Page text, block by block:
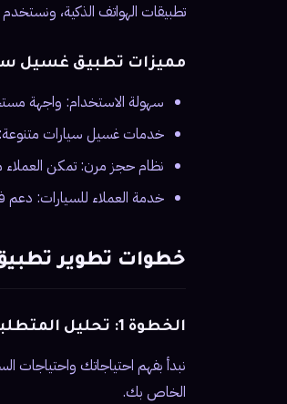
تطبيقات الهواتف الذكية،
مميزات تطبيق غسيل
سهولة الاستخدام: واجهة
خدمات غسيل سيارات متنوعة:
نظام حجز مرن: تمكن
خدمة العملاء للسيارات: دعم
خطوات تطوير
الخطوة 1: تحليل المتطلبات
نبدأ بفهم احتياجاتك واحتياجات
الخاص بك.